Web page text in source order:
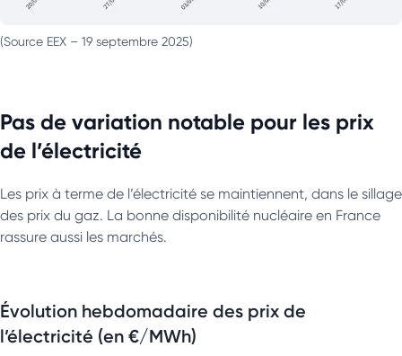
(Source EEX – 19 septembre 2025)
Pas de variation notable pour les prix
de l’électricité
Les prix à terme de l’électricité se maintiennent, dans le sillage
des prix du gaz. La bonne disponibilité nucléaire en France
rassure aussi les marchés.
Évolution hebdomadaire des prix de
l’électricité (en €/MWh)